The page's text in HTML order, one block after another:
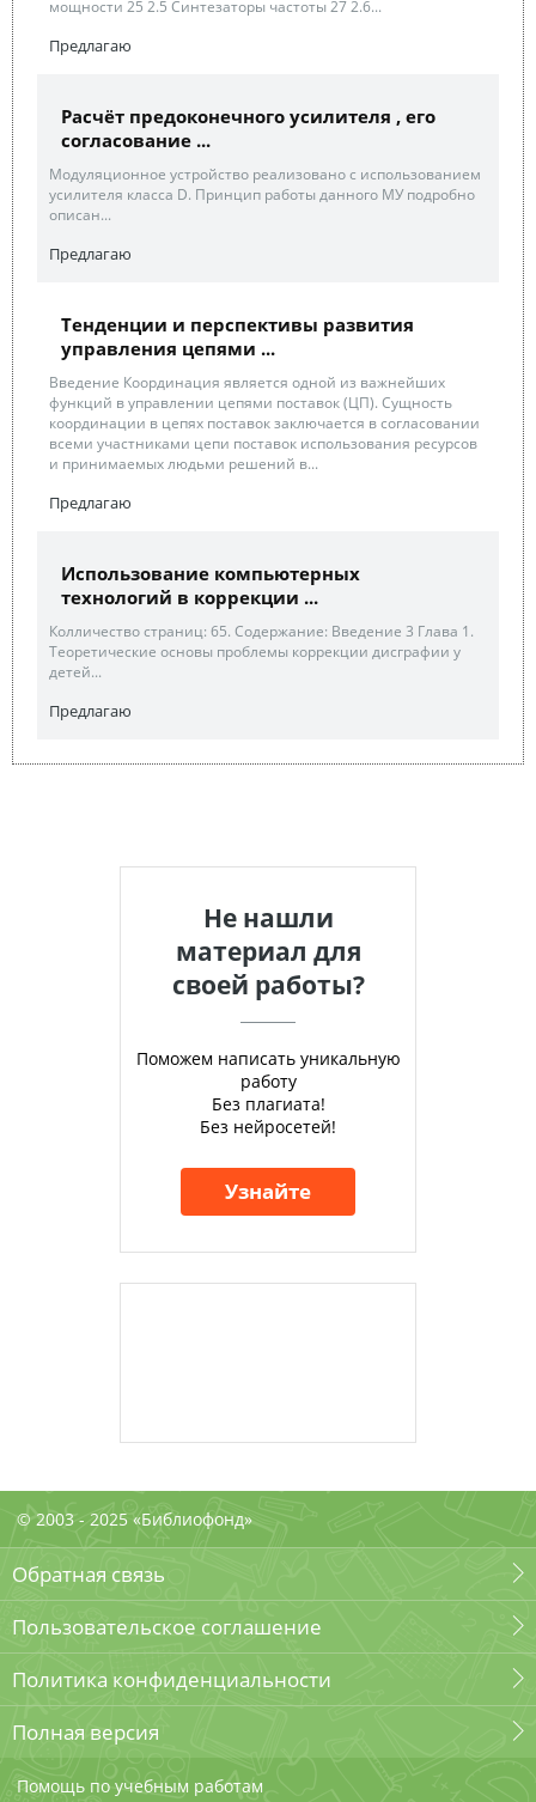
мощности 25 2.5 Синтезаторы частоты 27 2.6...
Предлагаю
Расчёт предоконечного усилителя , его
согласование ...
Модуляционное устройство реализовано с использованием
усилителя класса D. Принцип работы данного МУ подробно
описан...
Предлагаю
Тенденции и перспективы развития
управления цепями ...
Введение Координация является одной из важнейших
функций в управлении цепями поставок (ЦП). Сущность
координации в цепях поставок заключается в согласовании
всеми участниками цепи поставок использования ресурсов
и принимаемых людьми решений в...
Предлагаю
Использование компьютерных
технологий в коррекции ...
Колличество страниц: 65. Содержание: Введение 3 Глава 1.
Теоретические основы проблемы коррекции дисграфии у
детей...
Предлагаю
Не нашли
материал для
своей работы?
Поможем написать уникальную
работу
Без плагиата!
Без нейросетей!
Узнайте
© 2003 - 2025 «Библиофонд»
Обратная связь
Пользовательское соглашение
Политика конфиденциальности
Полная версия
Помощь по учебным работам